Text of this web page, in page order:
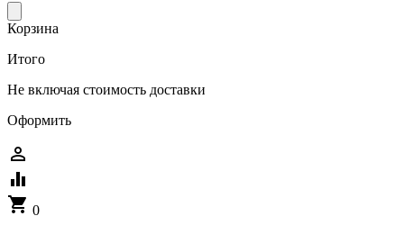
Корзина
Итого
Не включая стоимость доставки
Оформить
person_outline
equalizer
shopping_cart 0